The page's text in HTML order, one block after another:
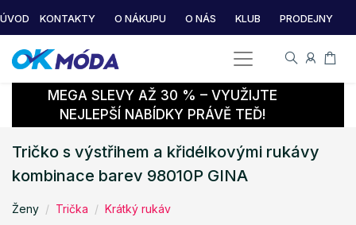
ÚVOD KONTAKTY O NÁKUPU O NÁS KLUB PRODEJNY
MEGA SLEVY AŽ 30 % – VYUŽIJTE
NEJLEPŠÍ NABÍDKY PRÁVĚ TEĎ!
Tričko s výstřihem a křidélkovými rukávy
kombinace barev 98010P GINA
Ženy Trička Krátký rukáv